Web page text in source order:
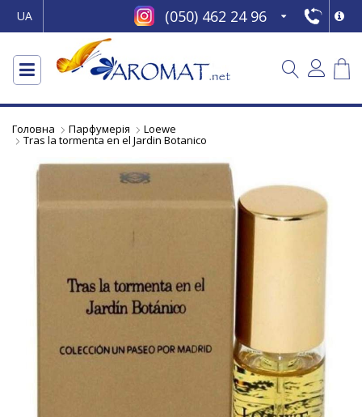
UA (050) 462 24 96
Головна Парфумерія Loewe
Tras la tormenta en el Jardin Botanico